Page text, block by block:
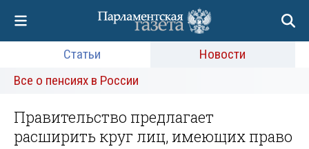
Статьи
Новости
Все о пенсиях в России
Правительство предлагает
расширить круг лиц, имеющих право